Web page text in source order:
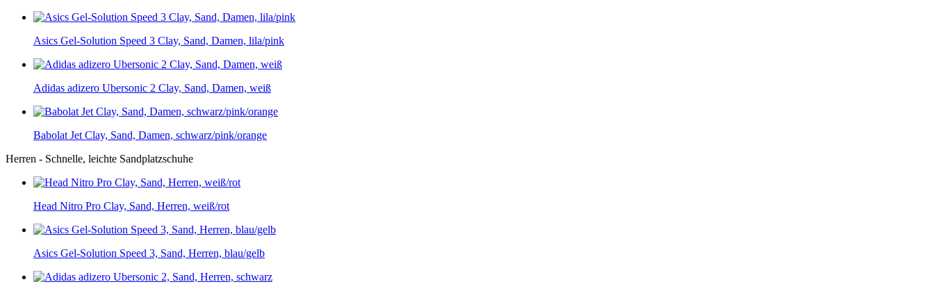
Asics Gel-Solution Speed 3 Clay, Sand, Damen, lila/pink
Adidas adizero Ubersonic 2 Clay, Sand, Damen, weiß
Babolat Jet Clay, Sand, Damen, schwarz/pink/orange
Herren - Schnelle, leichte Sandplatzschuhe
Head Nitro Pro Clay, Sand, Herren, weiß/rot
Asics Gel-Solution Speed 3, Sand, Herren, blau/gelb